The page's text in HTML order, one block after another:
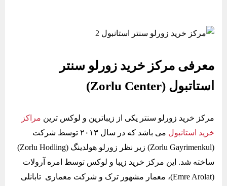
معرفی مرکز خرید زورلو سنتر
استاتبول (Zorlu Center)
مرکز خرید زورلو سنتر یکی از زیباترین و لوکس ترین مراکز
خرید استانبول
می باشد که در سال ۲۰۱۳ توسط شرکت
(Zorlu Gayrimenkul) زیر نظر زورلو هولدینگ (Zorlu Hodling)
ساخته شد. این مرکز خرید زیبا و لوکس توسط امره آرولات
(Emre Arolat)، معمار مشهور ترک و شرکت معماری تابانلی